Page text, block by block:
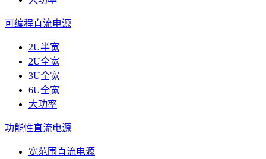
可编程直流电源
2U半宽
2U全宽
3U全宽
6U全宽
大功率
功能性直流电源
宽范围直流电源